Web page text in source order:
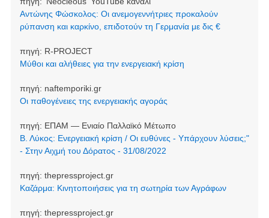
Αντώνης Φώσκολος: Οι ανεμογεννήτριες προκαλούν
ρύπανση και καρκίνο, επιδοτούν τη Γερμανία με δις €
πηγή: R-PROJECT
Μύθοι και αλήθειες για την ενεργειακή κρίση
πηγή: naftemporiki.gr
Οι παθογένειες της ενεργειακής αγοράς
πηγή: ΕΠΑΜ — Ενιαίο Παλλαϊκό Μέτωπο
Β. Λύκος: Ενεργειακή κρίση / Οι ευθύνες - Υπάρχουν λύσεις;"
- Στην Αιχμή του Δόρατος - 31/08/2022
πηγή: thepressproject.gr
Καζάρμα: Κινητοποιήσεις για τη σωτηρία των Αγράφων
πηγή: thepressproject.gr